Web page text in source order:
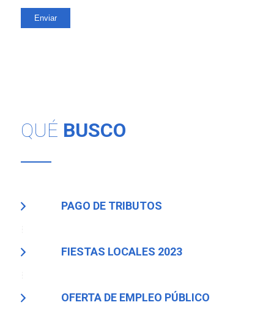
QUÉ BUSCO
PAGO DE TRIBUTOS
FIESTAS LOCALES 2023
OFERTA DE EMPLEO PÚBLICO